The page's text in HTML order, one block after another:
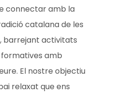
connectar amb la
catalana de les
barrejant activitats
amb
El nostre objectiu
relaxat que ens